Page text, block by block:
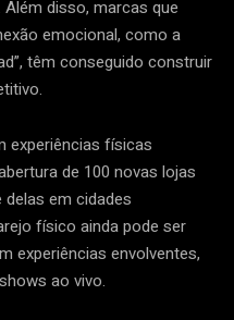
disso, marcas que
emocional, como a
têm conseguido construir
experiências físicas
de 100 novas lojas
em cidades
físico ainda pode ser
experiências envolventes,
ao vivo.